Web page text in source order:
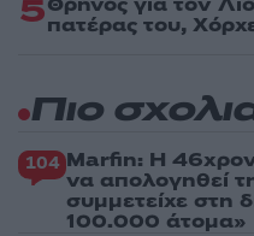
5πατέρας του,
Πιο
104 Marfin: Η
να απολογηθεί
συμμετείχε στη
100.000 άτομα»